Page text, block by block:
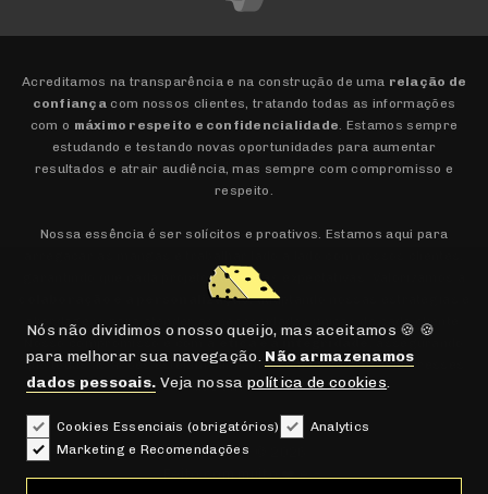
Acreditamos na transparência e na construção de uma relação de
confiançacom nossos clientes, tratando todas as informações
com o máximo respeito e confidencialidade. Estamos sempre
estudando e testando novas oportunidades para aumentar
resultados e atrair audiência, mas sempre com compromisso e
respeito.
Nossa essência é ser solícitos e proativos. Estamos aqui para
garantindo que cada projeto supere as expectativas. Valorizamos a
colaboração e a personalização, adaptando nossas estratégias e
abordagens para atender às necessidades únicas de cada cliente.
que todas as ações estejam alinhadas com os valores e interesses
dos envolvidos.
Copyright © 2026
Nós não dividimos o nosso queijo, mas aceitamos 🍪 🍪
para melhorar sua navegação. Não armazenamos
dados pessoais. Veja nossapolítica de cookies.
Cookies Essenciais (obrigatórios)
Analytics
Marketing e Recomendações